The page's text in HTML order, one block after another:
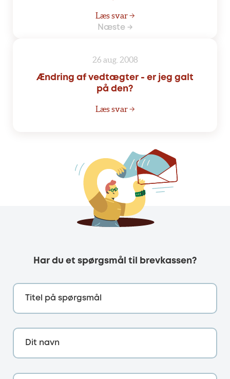
Læs svar →
Næste →
26 aug. 2008
Ændring af vedtægter - er jeg galt
på den?
Læs svar →
Har du et spørgsmål til brevkassen?
Titel på spørgsmål
Dit navn